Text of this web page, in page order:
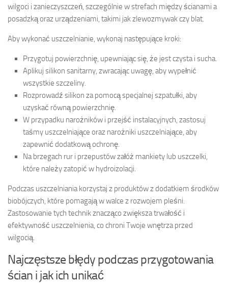
wilgoci i zanieczyszczeń, szczególnie w strefach między ścianami a
posadzką oraz urządzeniami, takimi jak zlewozmywak czy blat.
Aby wykonać uszczelnianie, wykonaj następujące kroki:
Przygotuj powierzchnię, upewniając się, że jest czysta i sucha.
Aplikuj silikon sanitarny, zwracając uwagę, aby wypełnić
wszystkie szczeliny.
Rozprowadź silikon za pomocą specjalnej szpatułki, aby
uzyskać równą powierzchnię.
W przypadku narożników i przejść instalacyjnych, zastosuj
taśmy uszczelniające oraz narożniki uszczelniające, aby
zapewnić dodatkową ochronę.
Na brzegach rur i przepustów załóż mankiety lub uszczelki,
które należy zatopić w hydroizolacji.
Podczas uszczelniania korzystaj z produktów z dodatkiem środków
biobójczych, które pomagają w walce z rozwojem pleśni.
Zastosowanie tych technik znacząco zwiększa trwałość i
efektywność uszczelnienia, co chroni Twoje wnętrza przed
wilgocią.
Najczęstsze błędy podczas przygotowania
ścian i jak ich unikać